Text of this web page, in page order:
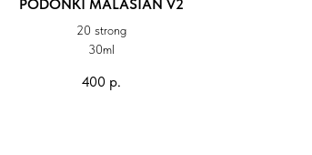
PODONKI MALASIAN V2
20 strong
30ml
400 р.